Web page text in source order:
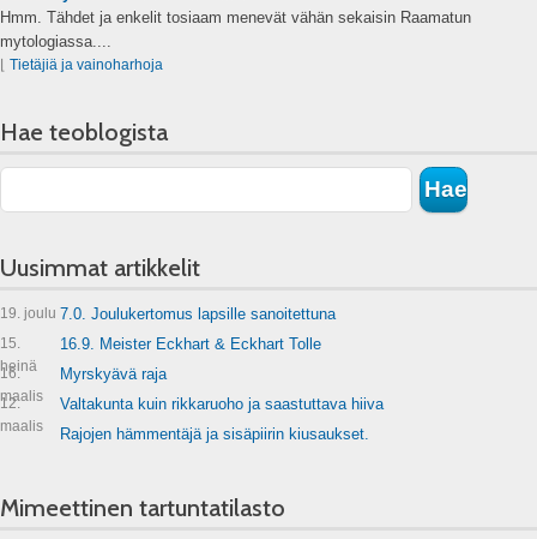
Hmm. Tähdet ja enkelit tosiaam menevät vähän sekaisin Raamatun
mytologiassa....
Tietäjiä ja vainoharhoja
Hae teoblogista
Uusimmat artikkelit
19. joulu 7.0. Joulukertomus lapsille sanoitettuna
15.
heinä
16.9. Meister Eckhart & Eckhart Tolle
16.
maalis
Myrskyävä raja
12.
maalis
Valtakunta kuin rikkaruoho ja saastuttava hiiva
Rajojen hämmentäjä ja sisäpiirin kiusaukset.
Mimeettinen tartuntatilasto